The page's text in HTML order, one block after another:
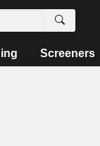
Screeners